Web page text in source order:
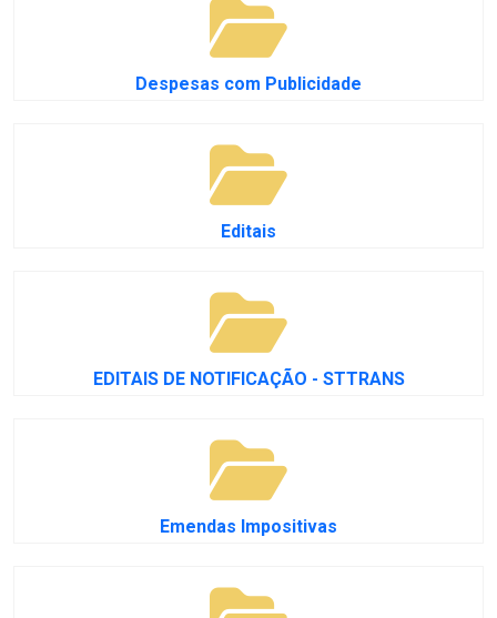
Despesas com Publicidade
Editais
EDITAIS DE NOTIFICAÇÃO - STTRANS
Emendas Impositivas